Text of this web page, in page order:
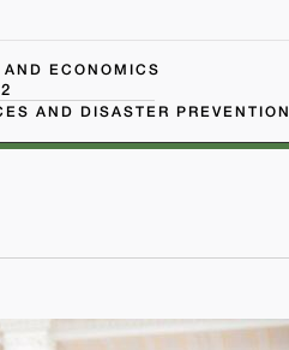
ECONOMICS
AND DISASTER PREVENTION